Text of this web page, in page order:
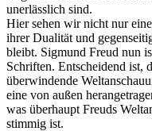
unerlässlich sind.
Hier sehen wir nicht nur
ihrer Dualität und
bleibt. Sigmund Freud nun
Schriften. Entscheidend ist,
überwindende
eine von außen
was überhaupt Freuds
stimmig ist.